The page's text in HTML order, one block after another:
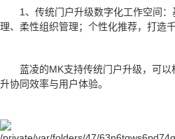
1、传统门户升级数字化工作空间
理、柔性组织管理；个性化推荐，打造
蓝凌的MK支持传统门户升级，可
升协同效率与用户体验。